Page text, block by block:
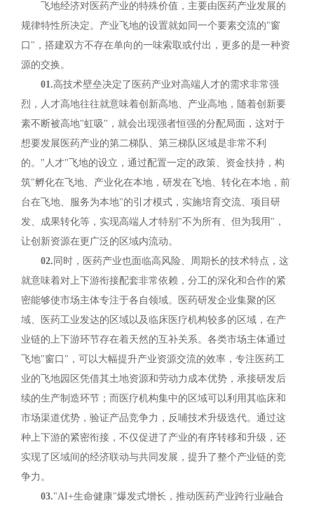
飞地经济对医药产业的特殊价值，主要由医药产业发展的
规律特性所决定。产业飞地的设置就如同一个要素交流的"窗
口"，搭建双方不存在单向的一味索取或付出，更多的是一种资
源的交换。
01.高技术壁垒决定了医药产业对高端人才的需求非常强
烈，人才高地往往就意味着创新高地、产业高地，随着创新要
素不断被高地"虹吸"，就会出现强者恒强的分配局面，这对于
想要发展医药产业的第二梯队、第三梯队区域是非常不利
的。"人才"飞地的设立，通过配置一定的政策、资金扶持，构
筑"孵化在飞地、产业化在本地，研发在飞地、转化在本地，前
台在飞地、服务为本地"的引才模式，实施培育交流、项目研
发、成果转化等，实现高端人才特别"不为所有、但为我用"，
让创新资源在更广泛的区域内流动。
02. 同时，医药产业也面临高风险、周期长的技术特点，这
就意味着对上下游衔接配套非常依赖，分工的深化和合作的紧
密能够使市场主体专注于各自领域。医药研发企业集聚的区
域、医药工业发达的区域以及临床医疗机构较多的区域，在产
业链的上下游环节存在着天然的互补关系。各类市场主体通过
飞地"窗口"，可以大幅提升产业资源交流的效率，专注医药工
业的飞地园区凭借其土地资源和劳动力成本优势，承接研发后
续的生产制造环节；而医疗机构集中的区域可以利用其临床和
市场渠道优势，验证产品竞争力，反哺技术升级迭代。通过这
种上下游的紧密衔接，不仅促进了产业的有序转移和升级，还
实现了区域间的经济联动与共同发展，提升了整个产业链的竞
争力。
03."AI+生命健康"爆发式增长，推动医药产业跨行业融合